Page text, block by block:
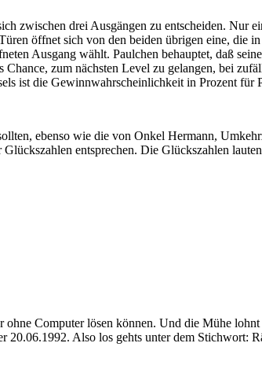
zwischen drei Ausgängen zu entscheiden. Nur
öffnet sich von den beiden übrigen eine, die
Ausgang wählt. Paulchen behauptet, daß
zum nächsten Level zu gelangen, bei
ist die Gewinnwahrscheinlichkeit in Prozent für
ebenso wie die von Onkel Hermann,
entsprechen. Die Glückszahlen
Computer lösen können. Und die Mühe
Also los gehts unter dem Stichwort: